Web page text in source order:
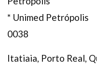
* Unimed Petrópolis
0038
Itatiaia, Porto Real,